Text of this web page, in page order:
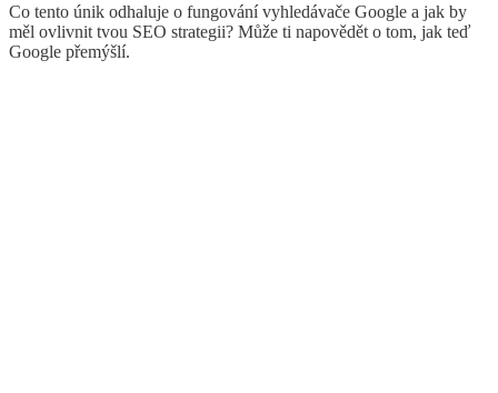
Co tento únik odhaluje o fungování vyhledávače Google a jak by
měl ovlivnit tvou SEO strategii? Může ti napovědět o tom, jak teď
Google přemýšlí.